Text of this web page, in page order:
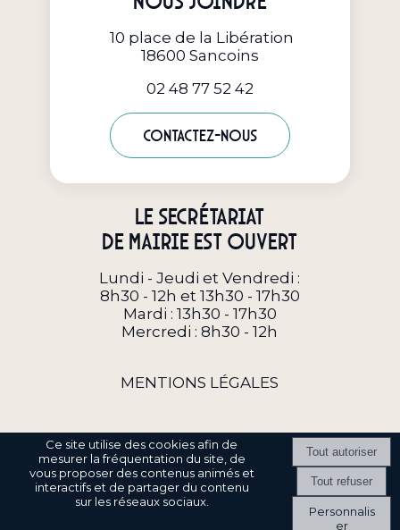
10 place de la Libération
18600 Sancoins
02 48 77 52 42
Contactez-nous
Le secrétariat
de Mairie est ouvert
Lundi - Jeudi et Vendredi :
8h30 - 12h et 13h30 - 17h30
Mardi : 13h30 - 17h30
Mercredi : 8h30 - 12h
MENTIONS LÉGALES
Site commercialisé par Centre France Solution Pro - Création et
hébergement du site Internet réalisé par Net15
Conditions Générales d'Utilisation-
Ce site utilise des cookies afin de
mesurer la fréquentation du site, de
vous proposer des contenus animés et
interactifs et de partager du contenu
sur les réseaux sociaux.
Personnalis
er